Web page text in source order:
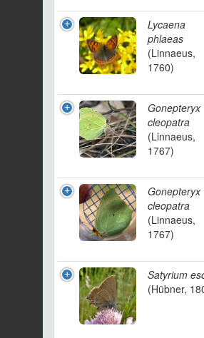
Lycaena
phlaeas
(Linnaeus,
1760)
Gonepteryx
cleopatra
(Linnaeus,
1767)
Gonepteryx
cleopatra
(Linnaeus,
1767)
Satyrium
(Hübner,